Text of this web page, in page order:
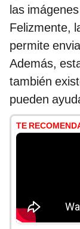
las
Felizmente,
permite
Además,
también
pueden
TE